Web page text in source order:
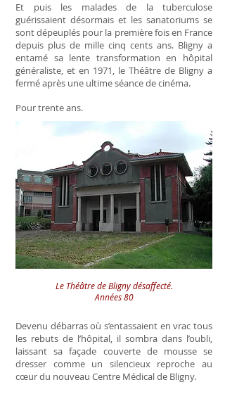
Et puis les malades de la tuberculose
guérissaient désormais et les sanatoriums se
sont dépeuplés pour la première fois en France
depuis plus de mille cinq cents ans. Bligny a
entamé sa lente transformation en hôpital
généraliste, et en 1971, le Théâtre de Bligny a
fermé après une ultime séance de cinéma.
Pour trente ans.
Le Théâtre de Bligny désaffecté.
Années 80
Devenu débarras où s’entassaient en vrac tous
les rebuts de l’hôpital, il sombra dans l’oubli,
laissant sa façade couverte de mousse se
dresser comme un silencieux reproche au
cœur du nouveau Centre Médical de Bligny.